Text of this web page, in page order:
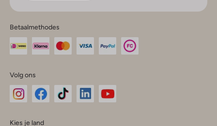
Betaalmethodes
Volg ons
Kies je land